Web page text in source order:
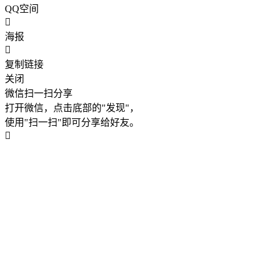
QQ空间
海报
复制链接
关闭
微信扫一扫分享
打开微信，点击底部的"发现"，
使用"扫一扫"即可分享给好友。